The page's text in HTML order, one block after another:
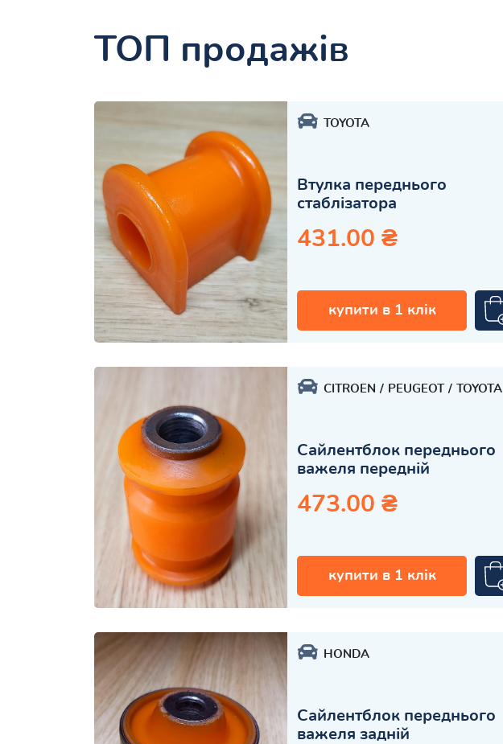
ТОП продажів
TOYOTA
Втулка переднього
стаблізатора
431.00 ₴
купити в 1 клік
CITROEN PEUGEOT TOYOTA
Сайлентблок переднього
важеля передній
473.00 ₴
купити в 1 клік
HONDA
Сайлентблок переднього
важеля задній